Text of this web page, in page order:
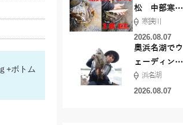
+ボトム
松 中部寒狭
川アユ釣行
part3 18匹
寒狭川
2026.08.07
奥浜名湖でウ
ェーディング
前打ち！
浜名湖
2026.08.07